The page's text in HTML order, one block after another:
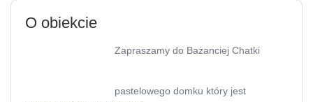
O obiekcie
Zapraszamy do Bażanciej Chatki
pastelowego domku który jest